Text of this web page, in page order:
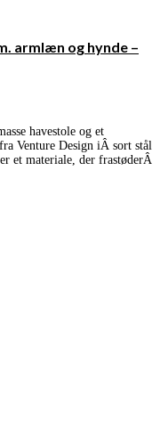
armlæn og hynde –
havestole og et
Venture Design iÂ sort stål
et materiale, der frastøderÂ